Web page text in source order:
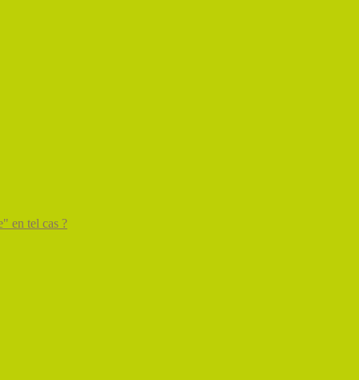
en tel cas ?